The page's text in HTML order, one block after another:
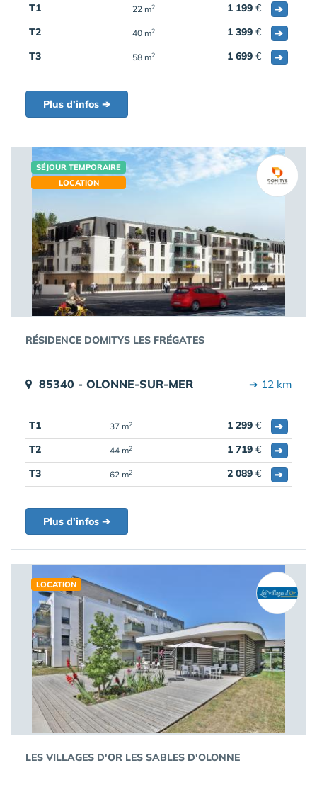
T1
22 m2 1 199 €
➔
T2
40 m2 1 399 €
➔
T3
58 m2 1 699 € ➔
Plus d'infos ➔
SÉJOUR TEMPORAIRE
LOCATION
RÉSIDENCE DOMITYS LES FRÉGATES
85340 - OLONNE-SUR-MER ➔ 12 km
T1 37 m2 1 299 €
➔
T2
44 m2 1 719 €
➔
T3
62 m2 2 089 € ➔
Plus d'infos ➔
LOCATION
LES VILLAGES D'OR LES SABLES D'OLONNE